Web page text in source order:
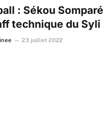
: Sékou
technique du Syli
23 juillet 2022